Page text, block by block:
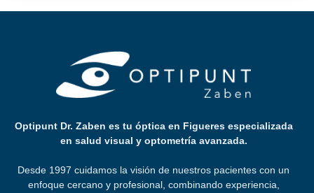
Optipunt Dr. Zaben es tu óptica en Figueres especializada
en salud visual y optometría avanzada.
Desde 1997 cuidamos la visión de nuestros pacientes con un
enfoque cercano y profesional, combinando experiencia,